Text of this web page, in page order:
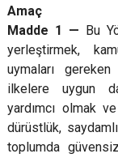
Amaç
Madde 1 — Bu
yerleştirmek,
uymaları
ilkelere uygun
yardımcı olmak
dürüstlük,
toplumda